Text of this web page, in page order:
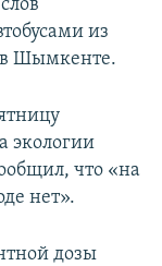
из
Шымкенте.
экологии
что «на
нет».
дозы